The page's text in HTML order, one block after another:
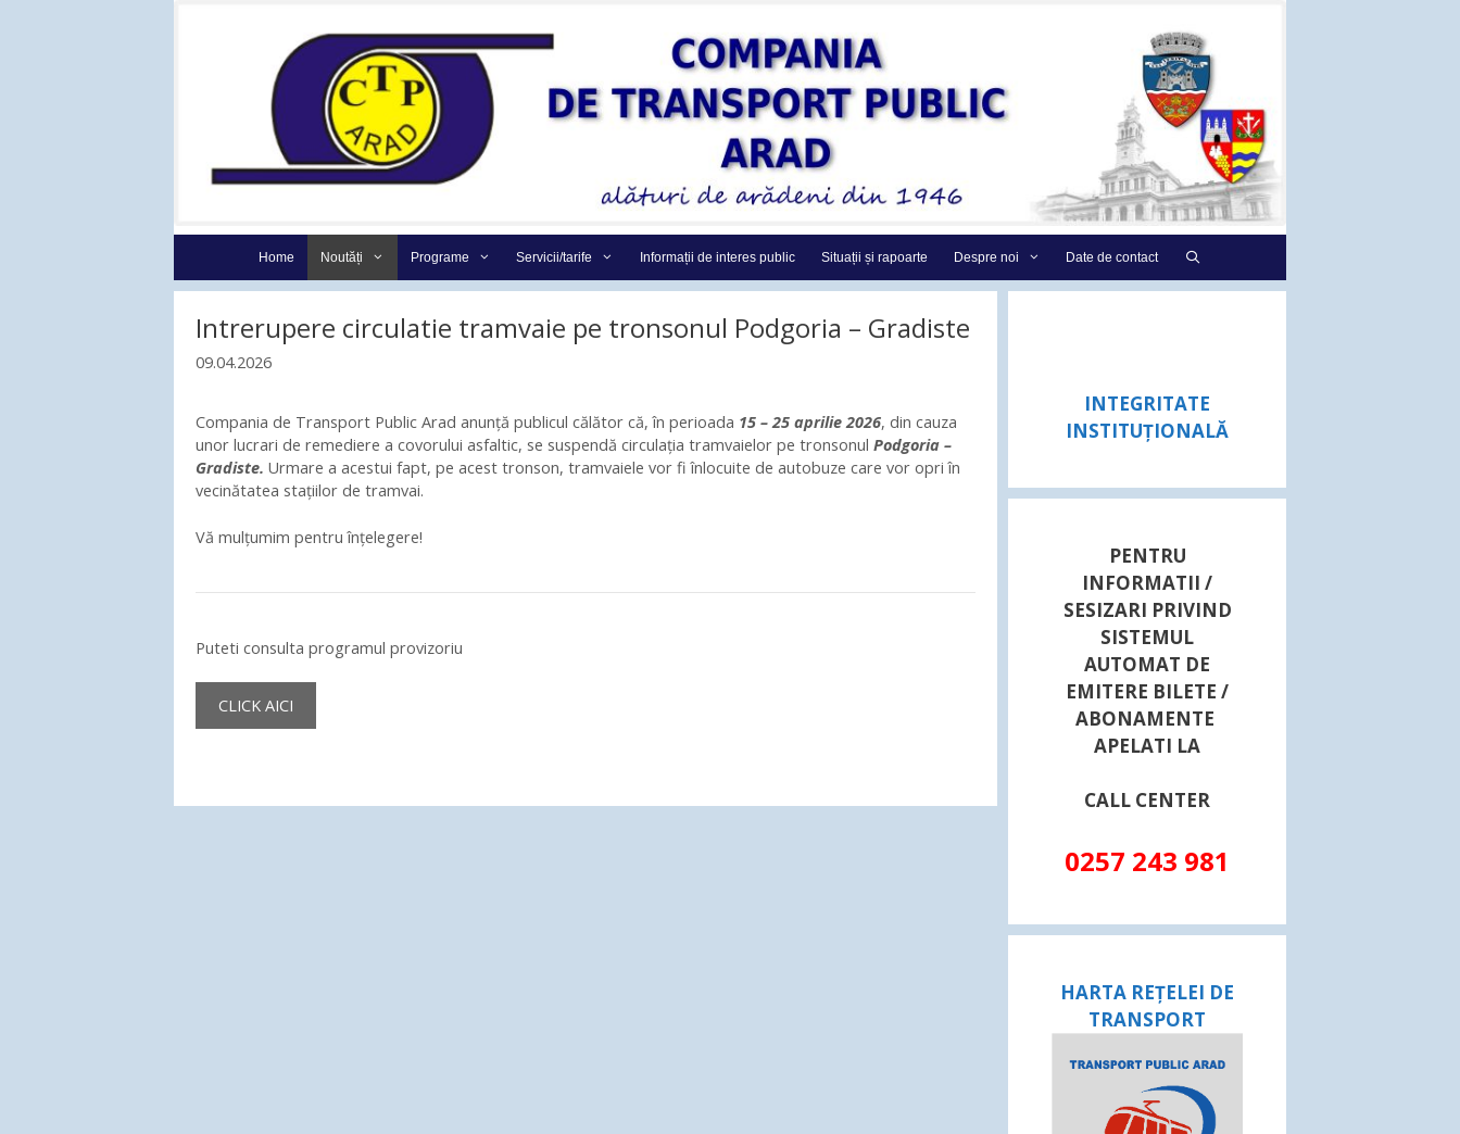
Home Noutăți Programe Servicii/tarife Informații de interes public Situații și rapoarte Despre noi Date de contact
Intrerupere circulatie tramvaie pe tronsonul Podgoria – Gradiste
09.04.2026
Compania de Transport Public Arad anunţă publicul călător că, în perioada 15 – 25 aprilie 2026, din cauza
unor lucrari de remediere a covorului asfaltic, se suspendă circulația tramvaielor pe tronsonul Podgoria –
Gradiste. Urmare a acestui fapt, pe acest tronson, tramvaiele vor fi înlocuite de autobuze care vor opri în
vecinătatea stațiilor de tramvai.
Vă mulțumim pentru înțelegere!
Puteti consulta programul provizoriu
CLICK AICI
INTEGRITATE
INSTITUȚIONALĂ
PENTRU
INFORMATII /
SESIZARI PRIVIND
SISTEMUL
AUTOMAT DE
EMITERE BILETE /
ABONAMENTE
APELATI LA
CALL CENTER
0257 243 981
HARTA REȚELEI DE
TRANSPORT